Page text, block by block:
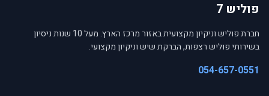
פוליש 7
חברת פוליש וניקיון מקצועית באזור מרכז הארץ. מעל 10 שנות ניסיון
בשירותי פוליש רצפות, הברקת שיש וניקיון מקצועי.
054-657-0551